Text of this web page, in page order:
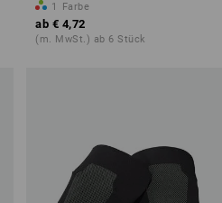
1 Farbe
ab € 4,72
(m. MwSt.) ab 6 Stück